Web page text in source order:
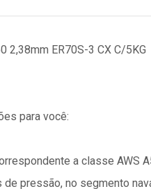
2,38mm ER70S-3 CX C/5KG
para você:
a classe AWS
pressão, no segmento